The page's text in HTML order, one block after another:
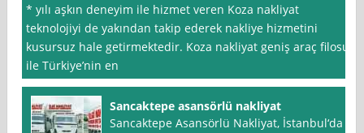
* yılı aşkın deneyim ile hizmet veren Koza nakliyat
teknolojiyi de yakından takip ederek nakliye hizmetini
kusursuz hale getirmektedir. Koza nakliyat geniş araç filosu
ile Türkiye’nin en
Sancaktepe asansörlü nakliyat
Sancaktepe Asansörlü Nakliyat, İstanbul‘da